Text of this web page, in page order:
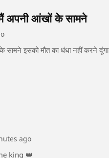
अपनी आंखों के सामने
इसको मौत का धंधा नहीं करने दूंगा
ago
king 👑